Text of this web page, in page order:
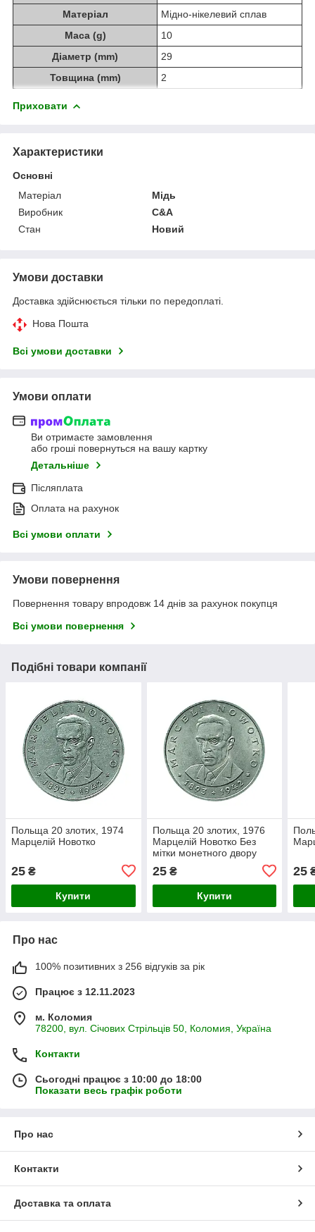
Матеріал
Мідно-нікелевий сплав
Маса (g)
10
Діаметр (mm)
29
Товщина (mm)
2
Приховати
Характеристики
Основні
Матеріал
Мідь
Виробник
C&A
Стан
Новий
Умови доставки
Доставка здійснюється тільки по передоплаті.
Нова Пошта
Всі умови доставки
Умови оплати
Ви отримаєте замовлення
або гроші повернуться на вашу картку
Детальніше
Післяплата
Оплата на рахунок
Всі умови оплати
Умови повернення
Повернення товару впродовж 14 днів за рахунок покупця
Всі умови повернення
Подібні товари компанії
Польща 20 злотих, 1974
Марцелій Новотко
25 ₴
Купити
Польща 20 злотих, 1976
Марцелій Новотко Без
мітки монетного двору
25₴
Купити
25
Про нас
100% позитивних з 256 відгуків за рік
Працює з 12.11.2023
м. Коломия
78200, вул. Січових Стрільців 50, Коломия, Україна
Контакти
Сьогодні працює з 10:00 до 18:00
Показати весь графік роботи
Про нас
Контакти
Доставка та оплата